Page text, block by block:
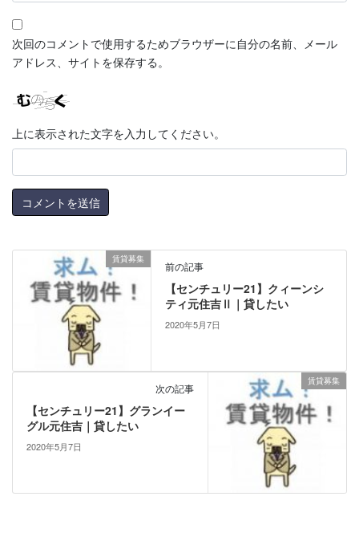
次回のコメントで使用するためブラウザーに自分の名前、メール
アドレス、サイトを保存する。
上に表示された文字を入力してください。
賃貸募集
前の記事
【センチュリー21】クィーンシ
ティ元住吉Ⅱ｜貸したい
2020年5月7日
賃貸募集
次の記事
【センチュリー21】グランイー
グル元住吉｜貸したい
2020年5月7日